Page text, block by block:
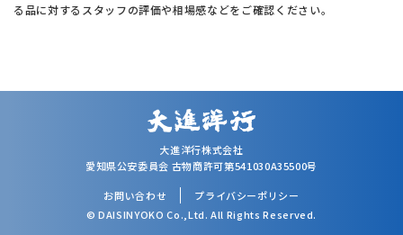
る品に対するスタッフの評価や相場感などをご確認ください。
大進洋行株式会社
愛知県公安委員会 古物商許可第541030A35500号
お問い合わせ
プライバシーポリシー
© DAISINYOKO Co.,Ltd. All Rights Reserved.